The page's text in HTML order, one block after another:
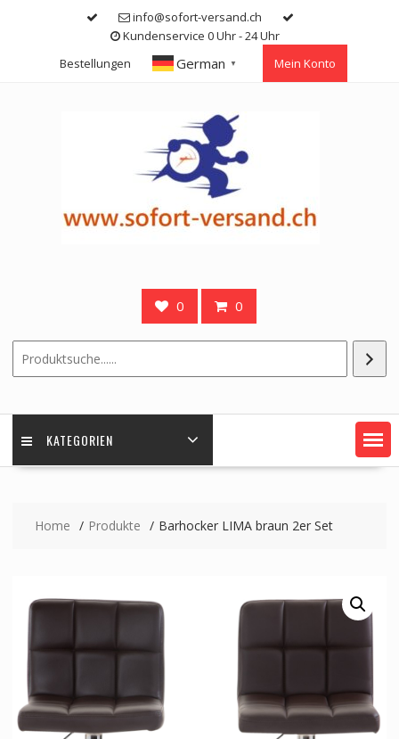
info@sofort-versand.ch
Kundenservice 0 Uhr - 24 Uhr
Bestellungen
German ▼ Mein Konto
0 0
KATEGORIEN
Home Produkte Barhocker LIMA braun 2er Set